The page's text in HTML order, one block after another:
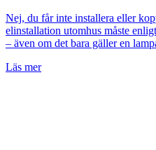
Nej, du får inte installera eller
elinstallation utomhus måste
– även om det bara gäller en
Läs mer